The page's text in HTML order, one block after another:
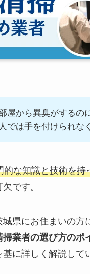
屋から異臭がするの
では手を付けられな
的な知識と技術を持
です。
県にお住まいの方
業者の選び方のポ
に詳しく解説して